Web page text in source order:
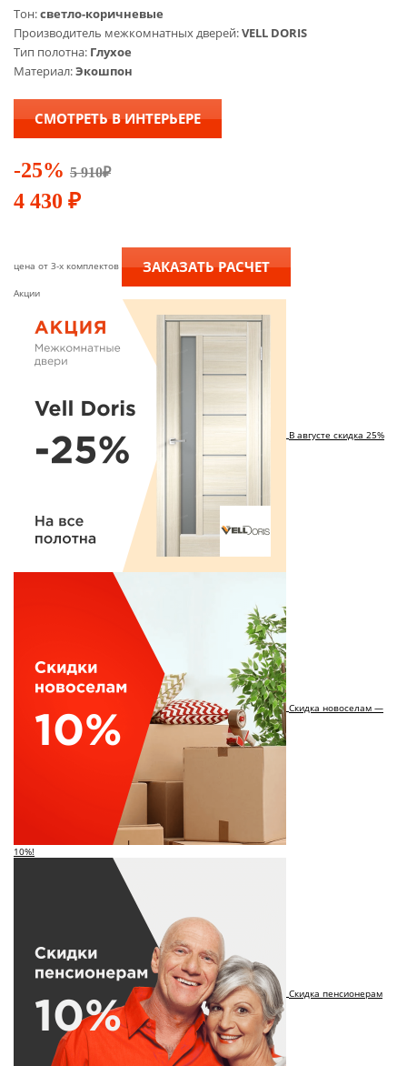
Тон:cветло-коричневые
Производитель межкомнатных дверей:VELL DORIS
Тип полотна: Глухое
Материал:Экошпон
СМОТРЕТЬ В ИНТЕРЬЕРЕ
-25% 5 910₽
4 430 ₽
цена от 3-х комплектов ЗАКАЗАТЬ РАСЧЕТ
Акции
В августе скидка 25%
Скидка новоселам —
10%!
Скидка пенсионерам